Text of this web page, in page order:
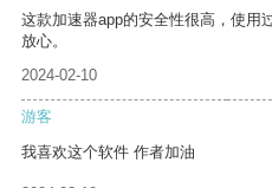
这款加速器app的安全性很高，使用
放心。
2024-02-10
游客
我喜欢这个软件 作者加油